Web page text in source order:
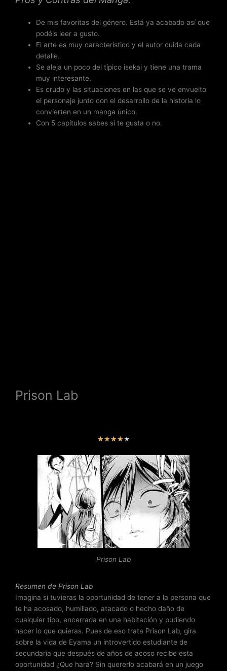
De mis favoritas del género. Está ya acabado así que
podéis leer a gusto.
El arte es muy característico y el autor cuida cada
detalle.
Se aleja un poco del típico isekai y tiene una trama
muy interesante.
Es crudo y las situaciones en las que se ve envuelto
el personaje junto con el desarrollo de la historia lo
convierten en un manga único.
Con 5 capítulos sabes si te gusta o no.
Prison Lab
★★★★★V
l
o
r
a
d
o
c
n
3
d
e
5
Prison Lab
Resumen de Prison Lab
Imagina si tuvieras la oportunidad de tener a la persona que
te ha acosado, humillado, atacado o hecho daño de
cualquier tipo, encerrada en una habitación y pudiendo
hacer lo que quieras. Pues de eso trata Prison Lab, gira
sobre la vida de Eyama un introvertido estudiante de
secundaria que después de años de acoso recibe esta
oportunidad ¿Que hará? Sin quererlo acabará en un juego